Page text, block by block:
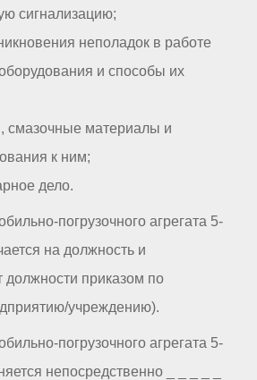
сигнализацию;
неполадок в работе
и способы их
материалы и
к ним;
дело.
погрузочного агрегата 5-
на должность и
должности приказом по
учреждению).
погрузочного агрегата 5-
непосредственно _ _ _ _ _